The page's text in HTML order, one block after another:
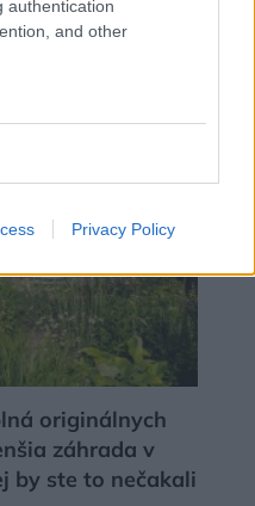
authentication
and other
Privacy Policy
pre včely –
originálnych
záhrada v
by ste to nečakali